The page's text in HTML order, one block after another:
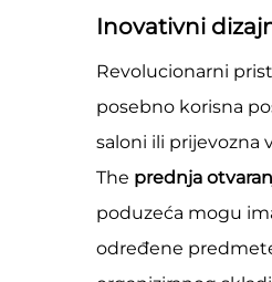
Inovativni
Revolucionarni
posebno korisna
saloni ili prijevozna
The prednja
poduzeća mogu
određene